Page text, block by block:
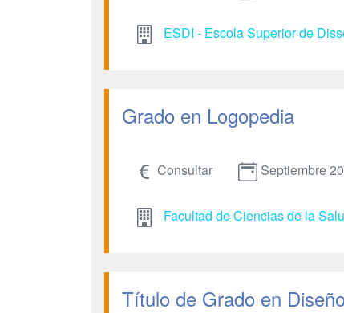
ESDI - Escola Superior de
Grado en Logopedia
Consultar Septiembre
Facultad de Ciencias de la
Título de Grado en